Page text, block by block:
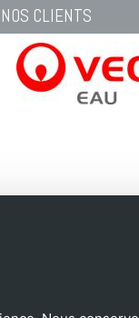
NOS CLIENTS